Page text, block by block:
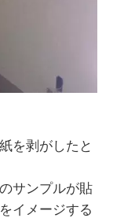
を剥がしたと
サンプルが貼
イメージする